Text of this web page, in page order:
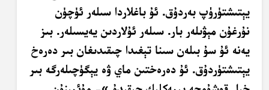
يېتىشتۈرۈپ بەردۇق. ئۇ باغلاردا سىلەر ئۈچۈن
نۇرغۇن مېۋىلەر بار. سىلەر ئۇلاردىن يەيسىلەر. بىز
يەنە ئۇ سۇ بىلەن سىنا تېغىدا چىقىدىغان بىر دەرەخ
يېتىشتۈردۇق. ئۇ دەرەختىن ماي ۋە يېگۈچىلەرگە بىر